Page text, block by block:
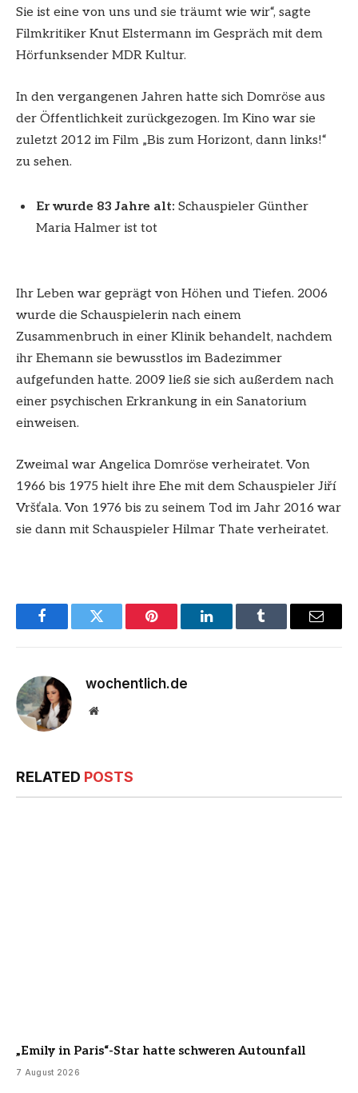
Sie ist eine von uns und sie träumt wie wir“, sagte
Filmkritiker Knut Elstermann im Gespräch mit dem
Hörfunksender MDR Kultur.
In den vergangenen Jahren hatte sich Domröse aus
der Öffentlichkeit zurückgezogen. Im Kino war sie
zuletzt 2012 im Film „Bis zum Horizont, dann links!“
zu sehen.
Er wurde 83 Jahre alt: Schauspieler Günther
Maria Halmer ist tot
Ihr Leben war geprägt von Höhen und Tiefen. 2006
wurde die Schauspielerin nach einem
Zusammenbruch in einer Klinik behandelt, nachdem
ihr Ehemann sie bewusstlos im Badezimmer
aufgefunden hatte. 2009 ließ sie sich außerdem nach
einer psychischen Erkrankung in ein Sanatorium
einweisen.
Zweimal war Angelica Domröse verheiratet. Von
1966 bis 1975 hielt ihre Ehe mit dem Schauspieler Jiří
Vršťala. Von 1976 bis zu seinem Tod im Jahr 2016 war
sie dann mit Schauspieler Hilmar Thate verheiratet.
FacebookTwitter Pinterest LinkedInTumblr Email
wochentlich.de
Website
RELATED POSTS
„Emily in Paris“-Star hatte schweren Autounfall
7 August 2026